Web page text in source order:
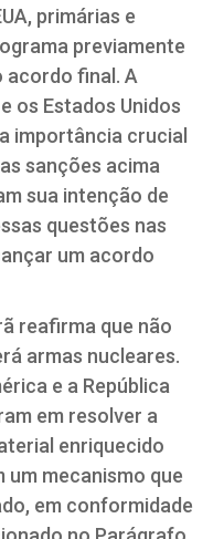
primárias e
previamente
acordo final. A
os Estados Unidos
importância crucial
sanções acima
sua intenção de
questões nas
um acordo
reafirma que não
armas nucleares.
e a República
em resolver a
enriquecido
mecanismo que
em conformidade